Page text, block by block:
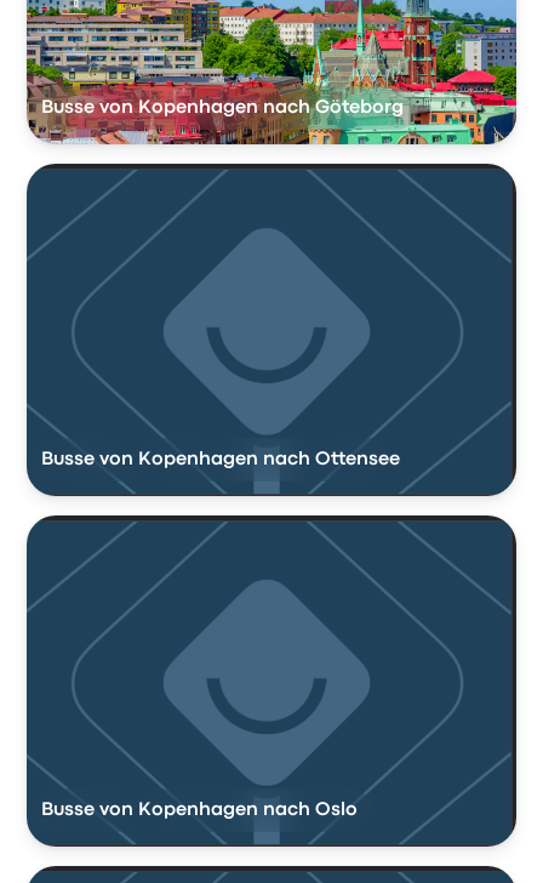
Busse von Kopenhagen nach Göteborg
Busse von Kopenhagen nach Ottensee
Busse von Kopenhagen nach Oslo